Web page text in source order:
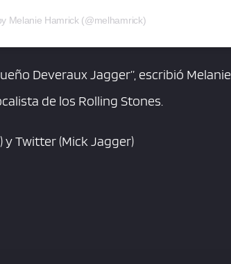
Melanie Hamrick (@melhamrick)
Deveraux Jagger”, escribió
de los Rolling Stones.
y Twitter (Mick Jagger)